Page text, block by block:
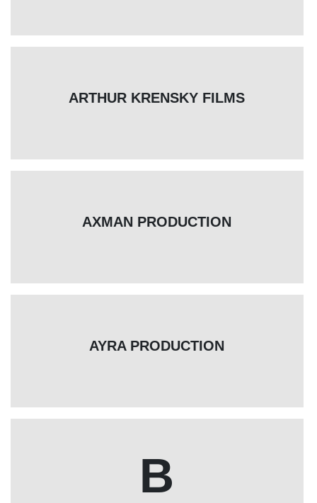
ARTHUR KRENSKY FILMS
AXMAN PRODUCTION
AYRA PRODUCTION
B